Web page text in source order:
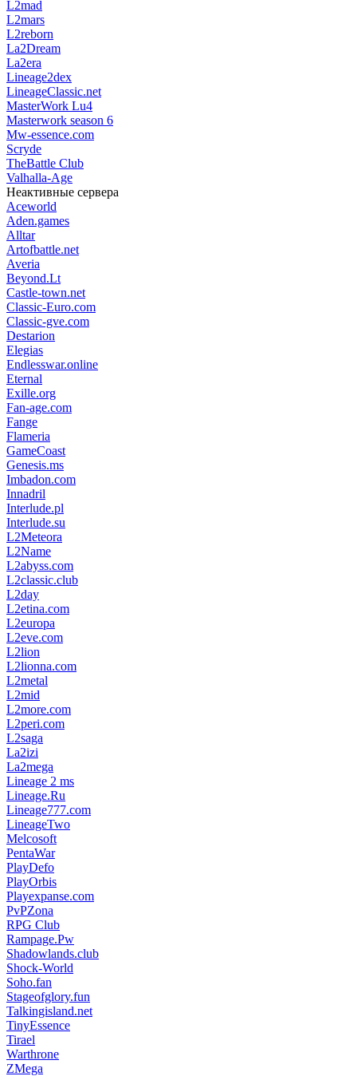
L2mad
L2mars
L2reborn
La2Dream
La2era
Lineage2dex
LineageClassic.net
MasterWork Lu4
Masterwork season 6
Mw-essence.com
Scryde
TheBattle Club
Valhalla-Age
Неактивные сервера
Aceworld
Aden.games
Alltar
Artofbattle.net
Averia
Beyond.Lt
Castle-town.net
Classic-Euro.com
Classic-gve.com
Destarion
Elegias
Endlesswar.online
Eternal
Exille.org
Fan-age.com
Fange
Flameria
GameCoast
Genesis.ms
Imbadon.com
Innadril
Interlude.pl
Interlude.su
L2Meteora
L2Name
L2abyss.com
L2classic.club
L2day
L2etina.com
L2europa
L2eve.com
L2lion
L2lionna.com
L2metal
L2mid
L2more.com
L2peri.com
L2saga
La2izi
La2mega
Lineage 2 ms
Lineage.Ru
Lineage777.com
LineageTwo
Melcosoft
PentaWar
PlayDefo
PlayOrbis
Playexpanse.com
PvPZona
RPG Club
Rampage.Pw
Shadowlands.club
Shock-World
Soho.fan
Stageofglory.fun
Talkingisland.net
TinyEssence
Tirael
Warthrone
ZMega